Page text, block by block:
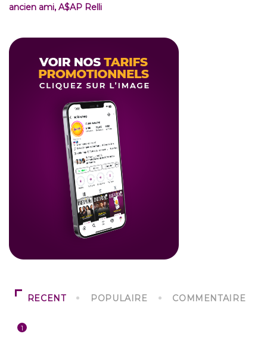
ancien ami, A$AP Relli
RECENT POPULAIRE COMMENTAIRE
1